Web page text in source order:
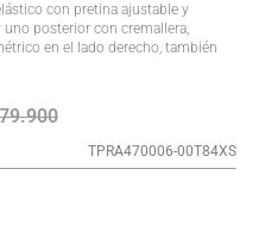
con pretina ajustable y
posterior con cremallera,
en el lado derecho, también
.900
TPRA470006-00T84XS